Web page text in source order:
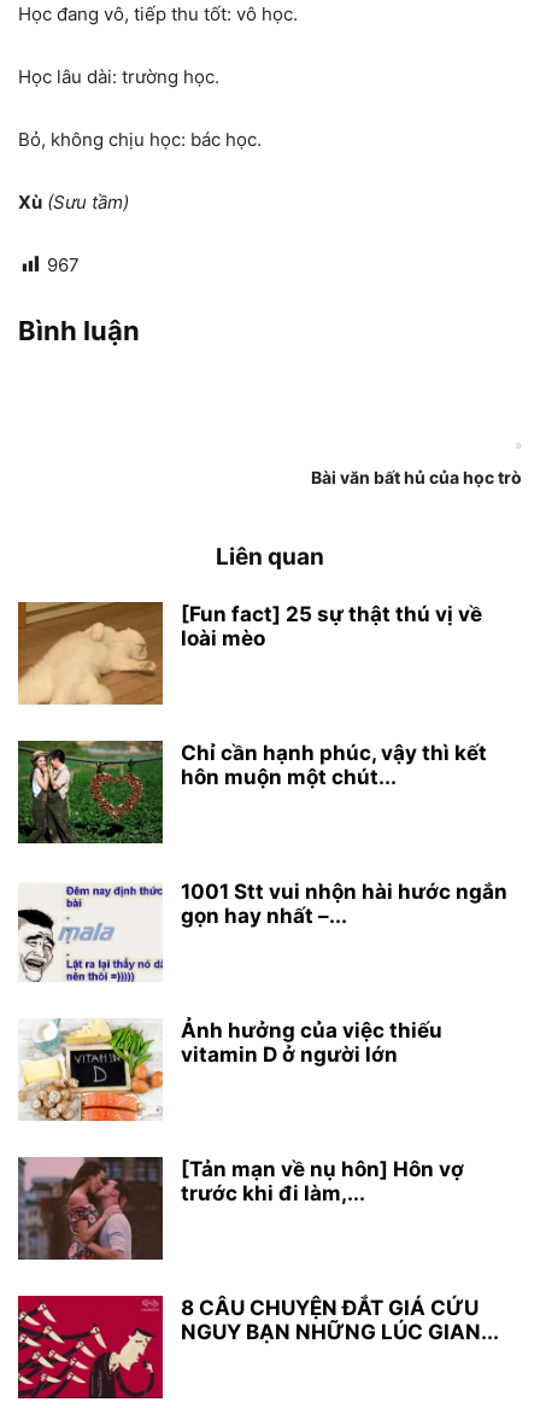
Học đang vô, tiếp thu tốt: vô học.
Học lâu dài: trường học.
Bỏ, không chịu học: bác học.
Xù (Sưu tầm)
967
Bình luận
»
Bài văn bất hủ của học trò
Liên quan
[Fun fact] 25 sự thật thú vị về
loài mèo
Chỉ cần hạnh phúc, vậy thì kết
hôn muộn một chút...
1001 Stt vui nhộn hài hước ngắn
gọn hay nhất –...
Ảnh hưởng của việc thiếu
vitamin D ở người lớn
[Tản mạn về nụ hôn] Hôn vợ
trước khi đi làm,...
8 CÂU CHUYỆN ĐẮT GIÁ CỨU
NGUY BẠN NHỮNG LÚC GIAN...